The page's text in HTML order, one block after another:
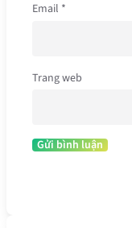
Email *
Trang web